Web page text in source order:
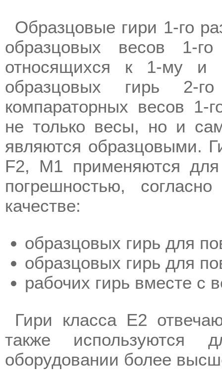
Образцовые гири 1-го
образцовых весов 1-
относящихся к 1-му и
образцовых гирь 2-
компараторных весов 1-
не только весы, но и
являются образцовыми.
F2, M1 применяются
погрешностью,
качестве:
образцовых гирь для
образцовых гирь для
рабочих гирь вместе с
Гири класса Е2
также используются
оборудовании более